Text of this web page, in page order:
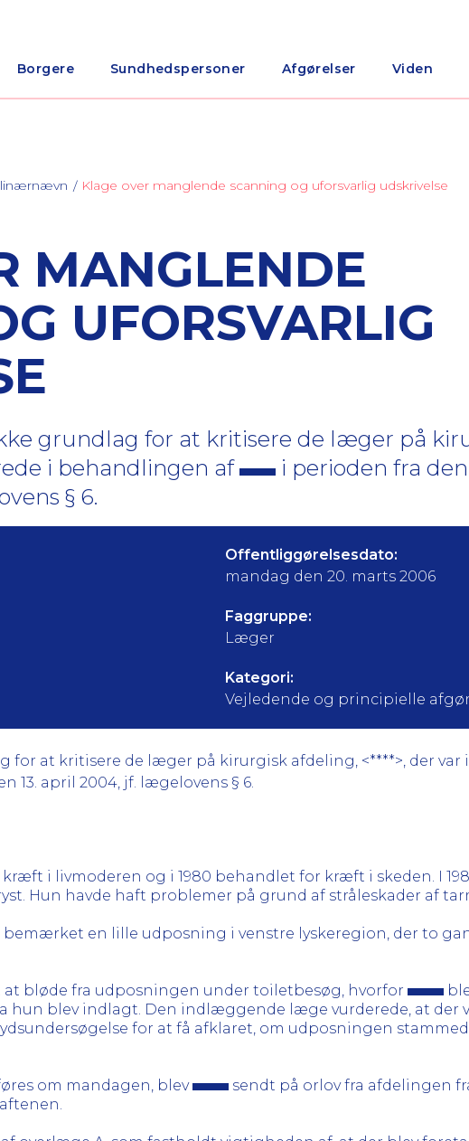
Borgere Sundhedspersoner Afgørelser Viden
Klage over manglende scanning og uforsvarlig udskrivelse
MANGLENDE
UFORSVARLIG
grundlag for at kritisere de læger på
i behandlingen af
i perioden fra
§ 6.
Offentliggørelsesdato:
mandag den 20. marts 2006
Faggruppe:
Læger
Kategori:
Vejledende og principielle
at kritisere de læger på kirurgisk afdeling, <****>, der var
13. april 2004, jf. lægelovens § 6.
kræft i livmoderen og i 1980 behandlet for kræft i skeden. I
Hun havde haft problemer på grund af stråleskader af
en lille udposning i venstre lyskeregion, der to
at bløde fra udposningen under toiletbesøg, hvorfor
hun blev indlagt. Den indlæggende læge vurderede, at der
for at få afklaret, om udposningen
om mandagen, blev
sendt på orlov fra afdelingen